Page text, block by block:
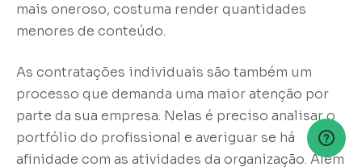
mais oneroso, costuma render quantidades
menores de conteúdo.
As contratações individuais são também um
processo que demanda uma maior atenção por
parte da sua empresa. Nelas é preciso analisar o
portfólio do profissional e averiguar se há
afinidade com as atividades da organização. Além